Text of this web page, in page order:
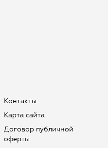
Контакты
Карта сайта
Договор публичной
оферты